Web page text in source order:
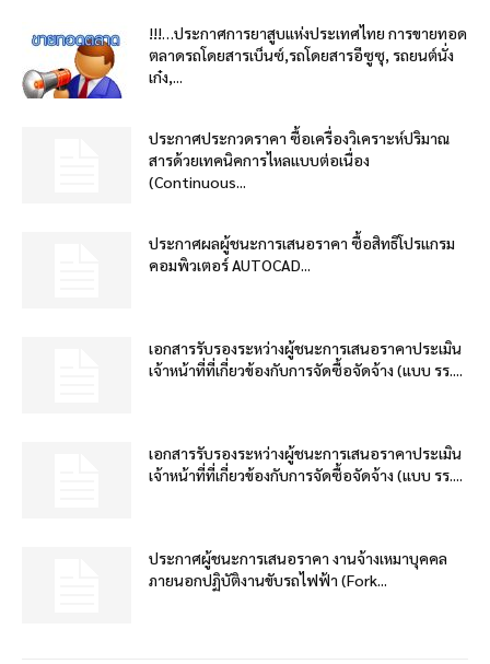
!!!…ประกาศการยาสูบแห่งประเทศไทย การขายทอด
ตลาดรถโดยสารเบ็นซ์,รถโดยสารอีซูซุ, รถยนต์นั่ง
เก๋ง,...
ประกาศประกวดราคา ซื้อเครื่องวิเคราะห์ปริมาณ
สารด้วยเทคนิคการไหลแบบต่อเนื่อง
(Continuous...
ประกาศผลผู้ชนะการเสนอราคา ซื้อสิทธิโปรแกรม
คอมพิวเตอร์ AUTOCAD...
เอกสารรับรองระหว่างผู้ชนะการเสนอราคาประเมิน
เจ้าหน้าที่ที่เกี่ยวข้องกับการจัดซื้อจัดจ้าง (แบบ รร....
เอกสารรับรองระหว่างผู้ชนะการเสนอราคาประเมิน
เจ้าหน้าที่ที่เกี่ยวข้องกับการจัดซื้อจัดจ้าง (แบบ รร....
ประกาศผู้ชนะการเสนอราคา งานจ้างเหมาบุคคล
ภายนอกปฏิบัติงานขับรถไฟฟ้า (Fork...